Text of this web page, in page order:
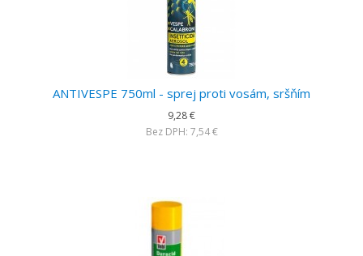
ANTIVESPE 750ml - sprej proti vosám, sršňím
9,28 €
Bez DPH: 7,54 €